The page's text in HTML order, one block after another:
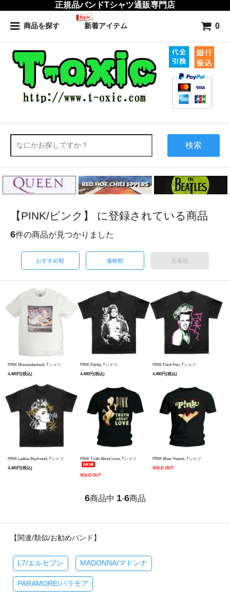
正規品バンドTシャツ通販専門店
商品を探す 新着アイテム 0
検索
【PINK/ピンク】 に登録されている商品
6件の商品が見つかりました
おすすめ順 価格順 新着順
PINK Missundaztood, Tシャツ
4,480円(税込)
PINK Painty, Tシャツ
4,480円(税込)
PINK Paint Pen, Tシャツ
4,480円(税込)
PINK Ladies Boyfriend, Tシャツ
4,480円(税込)
PINK Truth About Love, Tシャツ
SOLD OUT
PINK Blow Hearts, Tシャツ
SOLD OUT
6商品中 1-6商品
【関連/類似/お勧めバンド】
L7/エルセブン MADONNA/マドンナ
PARAMORE/パラモア